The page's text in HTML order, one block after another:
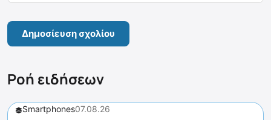
Ροή ειδήσεων
Smartphones07.08.26